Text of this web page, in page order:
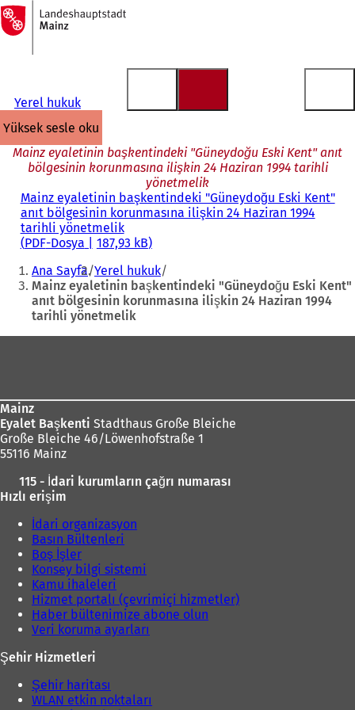
İçeriğe atla
Ana
sayfaya
Yerel hukuk
yüksek sesle oku
Mainz eyaletinin başkentindeki "Güneydoğu Eski Kent" anıt
bölgesinin korunmasına ilişkin 24 Haziran 1994 tarihli
yönetmelik
Mainz eyaletinin başkentindeki "Güneydoğu Eski Kent"
anıt bölgesinin korunmasına ilişkin 24 Haziran 1994
tarihli yönetmelik
PDF-Dosya 187,93 kB
Buradasınız:
Ana Sayfa Yerel hukuk
Mainz eyaletinin başkentindeki "Güneydoğu Eski Kent"
anıt bölgesinin korunmasına ilişkin 24 Haziran 1994
tarihli yönetmelik
Mainz
Eyalet Başkenti Stadthaus Große Bleiche
Große Bleiche 46/Löwenhofstraße 1
55116 Mainz
115 - İdari kurumların çağrı numarası
Hızlı erişim
İdari organizasyon
Basın Bültenleri
Boş İşler
Konsey bilgi sistemi
Kamu ihaleleri
Hizmet portalı (çevrimiçi hizmetler)
Haber bültenimize abone olun
Veri koruma ayarları
Şehir Hizmetleri
Şehir haritası
WLAN etkin noktaları